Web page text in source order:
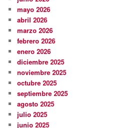
mayo 2026
abril 2026
marzo 2026
febrero 2026
enero 2026
diciembre 2025
noviembre 2025
octubre 2025
septiembre 2025
agosto 2025
julio 2025
junio 2025